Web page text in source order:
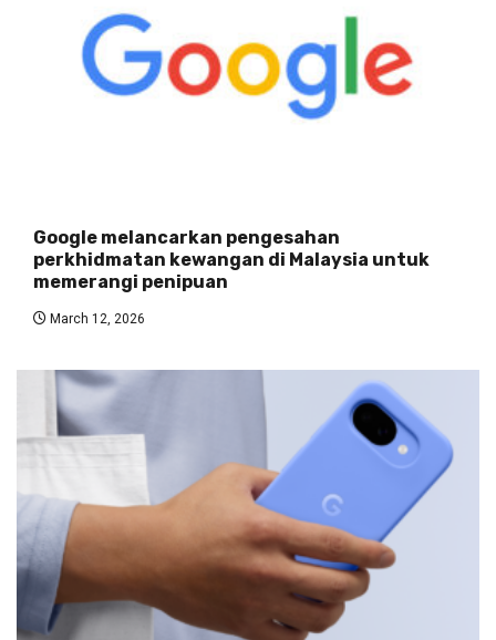
Google melancarkan pengesahan
perkhidmatan kewangan di Malaysia untuk
memerangi penipuan
March 12, 2026